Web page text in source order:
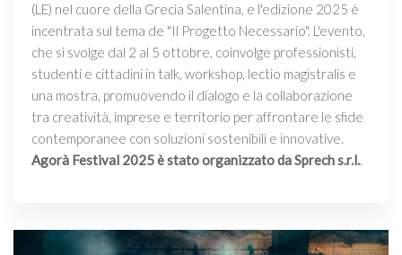
(LE) nel cuore della Grecìa Salentina, e l'edizione 2025 è
incentrata sul tema de "Il Progetto Necessario". L'evento,
che si svolge dal 2 al 5 ottobre, coinvolge professionisti,
studenti e cittadini in talk, workshop, lectio magistralis e
una mostra, promuovendo il dialogo e la collaborazione
tra creatività, imprese e territorio per affrontare le sfide
contemporanee con soluzioni sostenibili e innovative.
Agorà Festival 2025 è stato organizzato da Sprech s.r.l..